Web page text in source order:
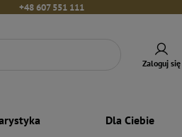
+48 607 551 111
Zaloguj się
Dla Ciebie